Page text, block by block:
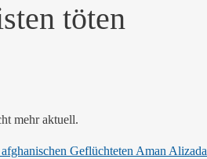
töten
mehr aktuell.
Geflüchteten Aman Alizada